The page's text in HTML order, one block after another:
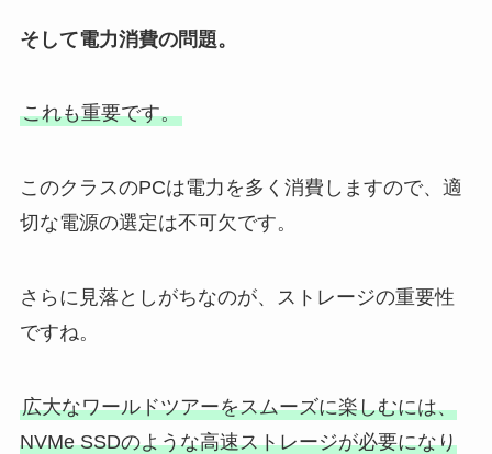
そして電力消費の問題。
これも重要です。
このクラスのPCは電力を多く消費しますので、適
切な電源の選定は不可欠です。
さらに見落としがちなのが、ストレージの重要性
ですね。
広大なワールドツアーをスムーズに楽しむには、
NVMe SSDのような高速ストレージが必要になり